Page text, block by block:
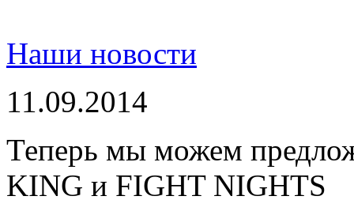
Наши новости
11.09.2014
Теперь мы можем
KING и FIGHT NIGHTS